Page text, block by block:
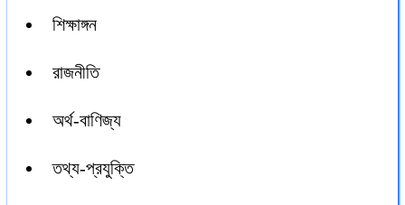
শিক্ষাঙ্গন
রাজনীতি
অর্থ-বাণিজ্য
তথ্য-প্রযুক্তি